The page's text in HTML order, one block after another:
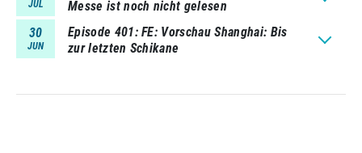
JUL
Messe ist noch nicht gelesen
30
JUN
Episode 401 FE: Vorschau Shanghai: Bis
zur letzten Schikane